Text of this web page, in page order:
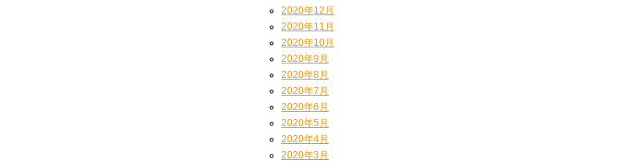
2020年12月
2020年11月
2020年10月
2020年9月
2020年8月
2020年7月
2020年6月
2020年5月
2020年4月
2020年3月